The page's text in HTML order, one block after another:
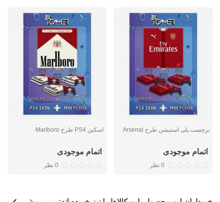
برچسب پلی استیشن طرح Arsenal
اتمام موجودی
0 نظر
اسکین PS4 طرح Marlboro
اتمام موجودی
0 نظر